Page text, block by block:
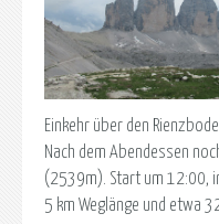
Einkehr über den
Nach dem Abendessen
(2539m). Start um 12:00,
5 km Weglänge und etwa